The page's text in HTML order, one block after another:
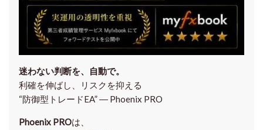
迷わない判断を、自動で。
利確を伸ばし、リスクを抑える
“防御型トレードEA” ― Phoenix PRO
Phoenix PROは、